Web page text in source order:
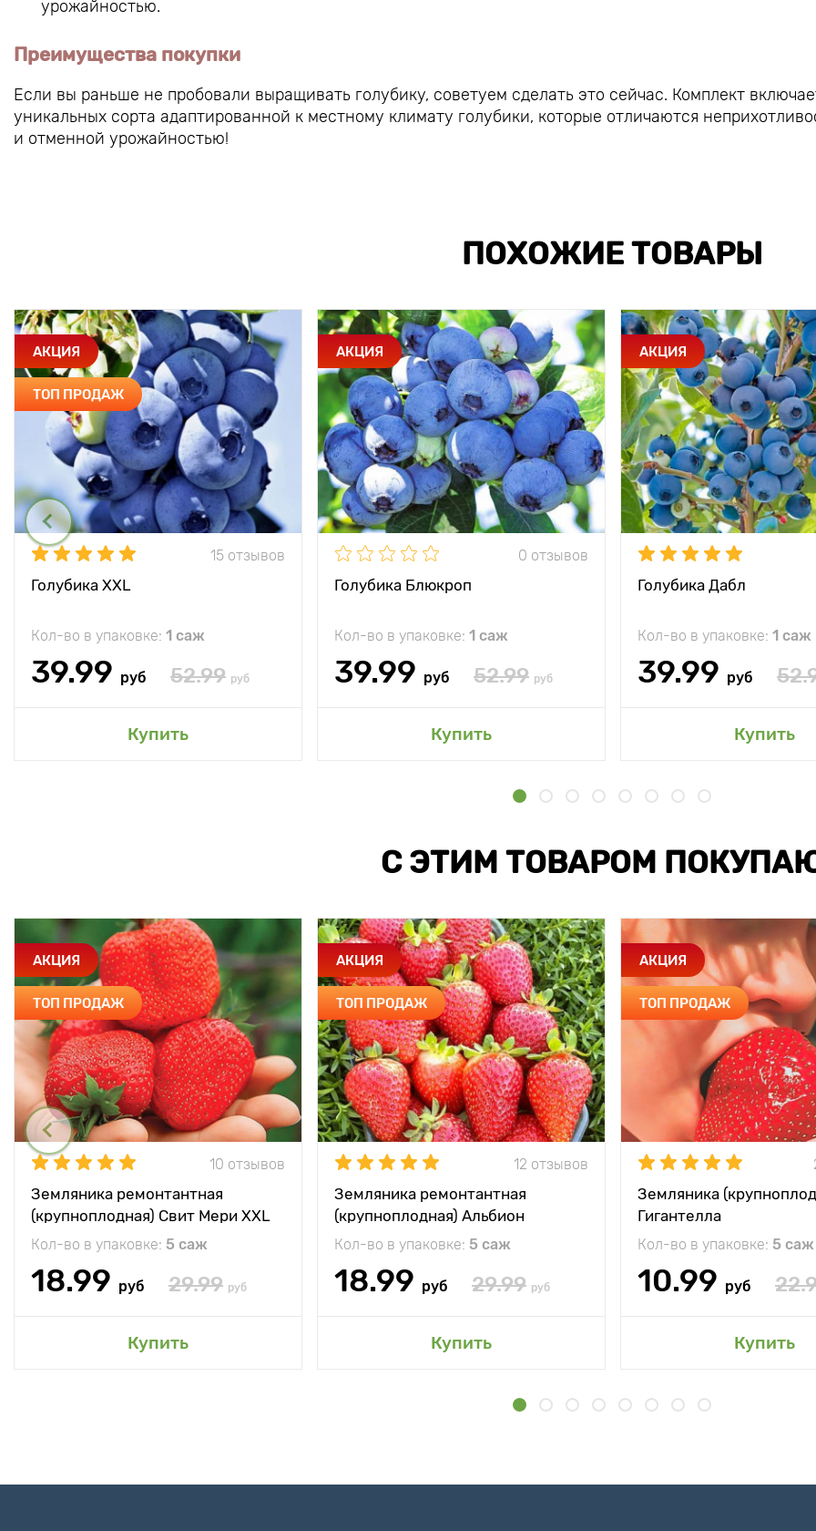
урожайностью.
Преимущества покупки
Если вы раньше не пробовали выращивать голубику, советуем сделать это сейчас. Комплект
уникальных сорта адаптированной к местному климату голубики, которые отличаются
и отменной урожайностью!
ПОХОЖИЕ ТОВАРЫ
АКЦИЯ
ТОП ПРОДАЖ
15 отзывов
Голубика XXL
Кол-во в упаковке: 1 саж
39.99 руб 52.99 руб
Купить
АКЦИЯ
0 отзывов
Голубика Блюкроп
Кол-во в упаковке: 1 саж
39.99 руб 52.99 руб
Купить
АКЦИЯ
Голубика Дабл
Кол-во в упаковке: 1 саж
39.99 руб
Купить
С ЭТИМ ТОВАРОМ
АКЦИЯ
ТОП ПРОДАЖ
10 отзывов
Земляника ремонтантная
(крупноплодная) Свит Мери XXL
Кол-во в упаковке: 5 саж
18.99 руб 29.99 руб
Купить
АКЦИЯ
ТОП ПРОДАЖ
12 отзывов
Земляника ремонтантная
(крупноплодная) Альбион
Кол-во в упаковке: 5 саж
18.99 руб 29.99 руб
Купить
АКЦИЯ
ТОП ПРОДАЖ
Земляника
Гигантелла
Кол-во в упаковке: 5 саж
10.99 руб
Купить